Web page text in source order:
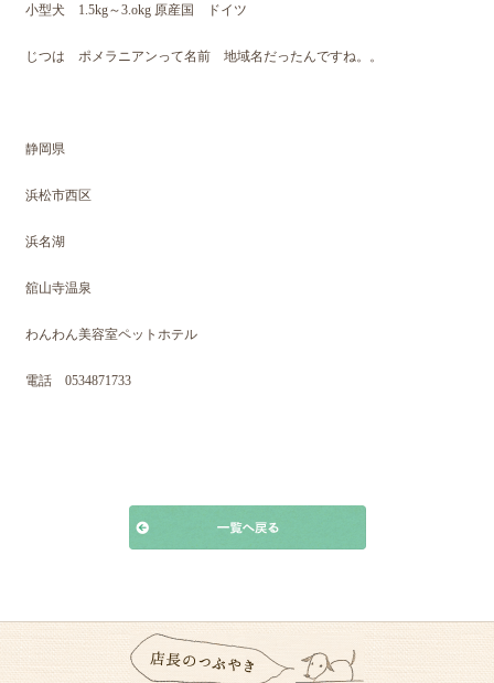
小型犬 1.5kg～3.okg 原産国 ドイツ
じつは ポメラニアンって名前 地域名だったんですね。。
静岡県
浜松市西区
浜名湖
舘山寺温泉
わんわん美容室ペットホテル
電話 0534871733